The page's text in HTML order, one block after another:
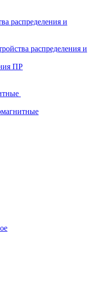
распределения и
распределения и
ПР